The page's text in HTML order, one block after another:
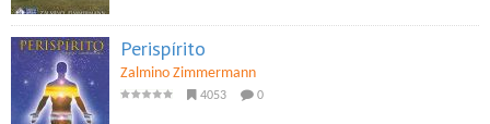
Perispírito
Zalmino Zimmermann
4053 0